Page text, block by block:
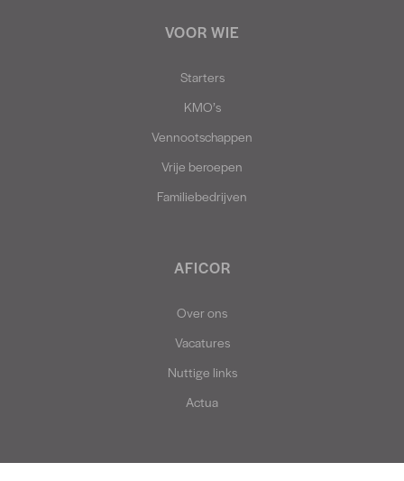
VOOR WIE
Starters
KMO’s
Vennootschappen
Vrije beroepen
Familiebedrijven
AFICOR
Over ons
Vacatures
Nuttige links
Actua